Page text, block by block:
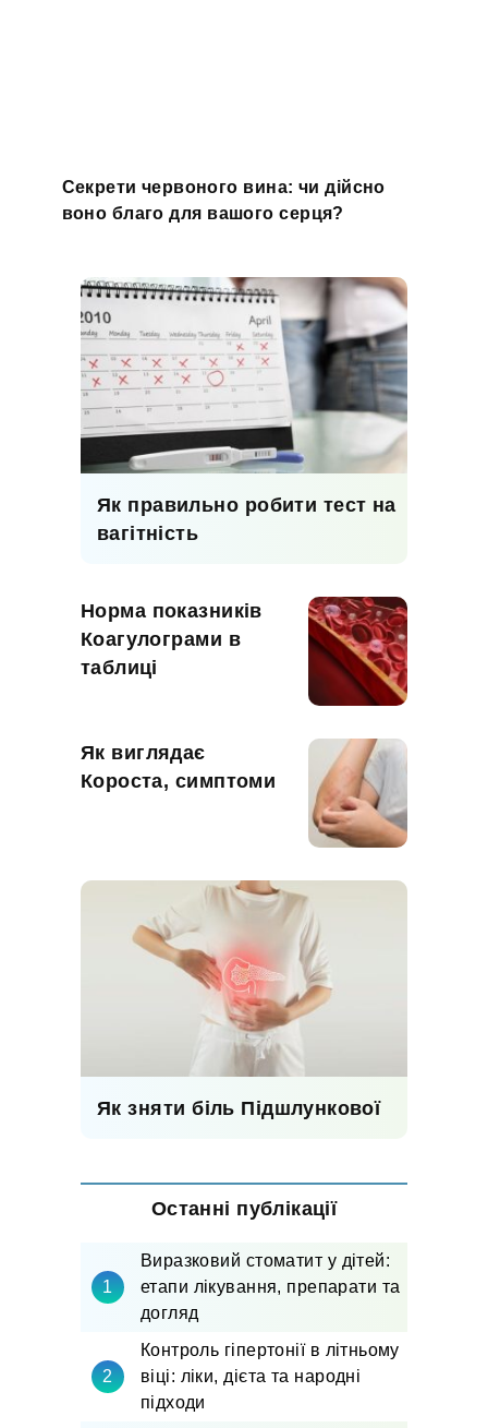
Секрети червоного вина: чи дійсно
воно благо для вашого серця?
Як правильно робити тест на
вагітність
Норма показників
Коагулограми в
таблиці
Як виглядає
Короста, симптоми
Як зняти біль Підшлункової
Останні публікації
Виразковий стоматит у дітей:
етапи лікування, препарати та
догляд
Контроль гіпертонії в літньому
віці: ліки, дієта та народні
підходи